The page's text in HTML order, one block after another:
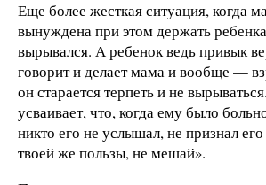
Еще более жесткая ситуация, когда
вынуждена при этом держать
вырывался. А ребенок ведь привык
говорит и делает мама и вообще —
он старается терпеть и не
усваивает, что, когда ему было
никто его не услышал, не признал
твоей же пользы, не мешай».